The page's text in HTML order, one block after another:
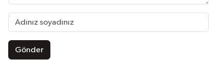
Gönder